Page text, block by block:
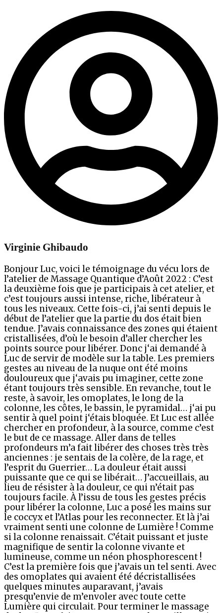
Virginie Ghibaudo
Bonjour Luc, voici le témoignage du vécu lors de
l’atelier de Massage Quantique d’Août 2022 : C’est
la deuxième fois que je participais à cet atelier, et
c’est toujours aussi intense, riche, libérateur à
tous les niveaux. Cette fois-ci, j’ai senti depuis le
début de l’atelier que la partie du dos était bien
tendue. J’avais connaissance des zones qui étaient
cristallisées, d’où le besoin d’aller chercher les
points source pour libérer. Donc j‘ai demandé à
Luc de servir de modèle sur la table. Les premiers
gestes au niveau de la nuque ont été moins
douloureux que j‘avais pu imaginer, cette zone
étant toujours très sensible. En revanche, tout le
reste, à savoir, les omoplates, le long de la
colonne, les côtes, le bassin, le pyramidal… j‘ai pu
sentir à quel point j‘étais bloquée. Et Luc est allée
chercher en profondeur, à la source, comme c’est
le but de ce massage. Aller dans de telles
profondeurs m’a fait libérer des choses très très
anciennes : je sentais de la colère, de la rage, et
l’esprit du Guerrier… La douleur était aussi
puissante que ce qui se libérait… J’accueillais, au
lieu de résister à la douleur, ce qui n’était pas
toujours facile. À l’issu de tous les gestes précis
pour libérer la colonne, Luc a posé les mains sur
le coccyx et l’Atlas pour les reconnecter. Et là j’ai
vraiment senti une colonne de Lumière ! Comme
si la colonne renaissait. C’était puissant et juste
magnifique de sentir la colonne vivante et
lumineuse, comme un néon phosphorescent !
C’est la première fois que j’avais un tel senti. Avec
des omoplates qui avaient été décristallisées
quelques minutes auparavant, j’avais
presqu’envie de m’envoler avec toute cette
Lumière qui circulait. Pour terminer le massage